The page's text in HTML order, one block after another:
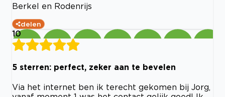
Berkel en Rodenrijs
delen
10
5 sterren: perfect, zeker aan te bevelen
Via het internet ben ik terecht gekomen bij Jorg,